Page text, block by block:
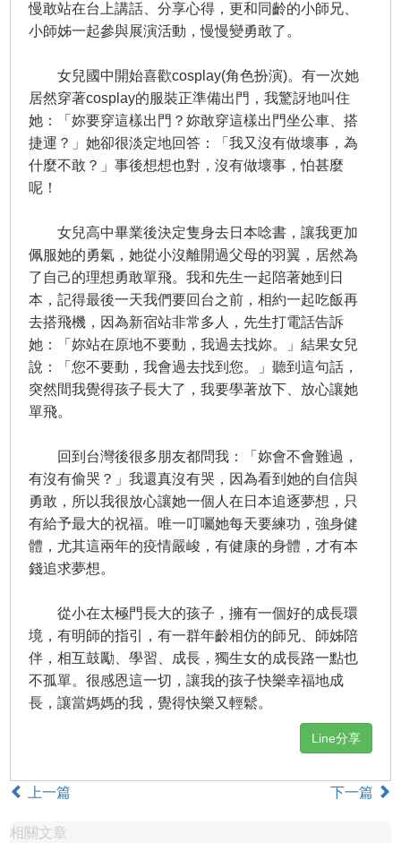
慢敢站在台上講話、分享心得，更和同齡的小師兄、
小師姊一起參與展演活動，慢慢變勇敢了。
女兒國中開始喜歡cosplay(角色扮演)。有一次她
居然穿著cosplay的服裝正準備出門，我驚訝地叫住
她：「妳要穿這樣出門？妳敢穿這樣出門坐公車、搭
捷運？」她卻很淡定地回答：「我又沒有做壞事，為
什麼不敢？」事後想想也對，沒有做壞事，怕甚麼
呢！
女兒高中畢業後決定隻身去日本唸書，讓我更加
佩服她的勇氣，她從小沒離開過父母的羽翼，居然為
了自己的理想勇敢單飛。我和先生一起陪著她到日
本，記得最後一天我們要回台之前，相約一起吃飯再
去搭飛機，因為新宿站非常多人，先生打電話告訴
她：「妳站在原地不要動，我過去找妳。」結果女兒
說：「您不要動，我會過去找到您。」聽到這句話，
突然間我覺得孩子長大了，我要學著放下、放心讓她
單飛。
回到台灣後很多朋友都問我：「妳會不會難過，
有沒有偷哭？」我還真沒有哭，因為看到她的自信與
勇敢，所以我很放心讓她一個人在日本追逐夢想，只
有給予最大的祝福。唯一叮囑她每天要練功，強身健
體，尤其這兩年的疫情嚴峻，有健康的身體，才有本
錢追求夢想。
從小在太極門長大的孩子，擁有一個好的成長環
境，有明師的指引，有一群年齡相仿的師兄、師姊陪
伴，相互鼓勵、學習、成長，獨生女的成長路一點也
不孤單。很感恩這一切，讓我的孩子快樂幸福地成
長，讓當媽媽的我，覺得快樂又輕鬆。
Line分享
上一篇 下一篇
相關文章